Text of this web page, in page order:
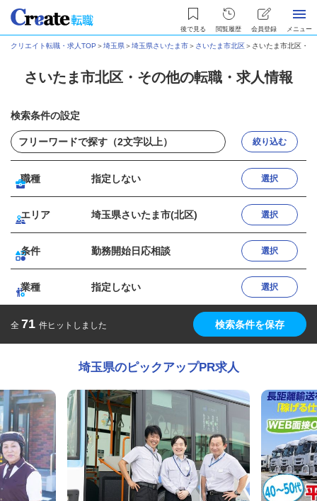
後で見る 閲覧履歴 会員登録 メニュー
クリエイト転職・求人TOP ＞埼玉県＞埼玉県さいたま市＞ さいたま市北区＞ さいたま市北区・
さいたま市北区・その他の転職・求人情報
検索条件の設定
絞り込む
職種 指定しない 選択
エリア 埼玉県さいたま市(北区) 選択
条件 勤務開始日応相談 選択
業種 指定しない 選択
全 71 件ヒットしました 検索条件を保存
埼玉県のピックアップPR求人